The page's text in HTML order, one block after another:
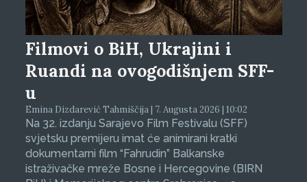
Filmovi o BiH, Ukrajini i
Ruandi na ovogodišnjem SFF-
u
Emina Dizdarević Tahmiščija | 7. Augusta 2026 | 10:02
Na 32. izdanju Sarajevo Film Festivalu (SFF)
svjetsku premijeru imat će animirani kratki
dokumentarni film “Fahrudin” Balkanske
istraživačke mreže Bosne i Hercegovine (BIRN